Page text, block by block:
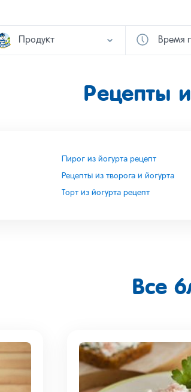
Продукт Время
Рецепты
Пирог из йогурта рецепт
Рецепты из творога и йогурта
Торт из йогурта рецепт
Все